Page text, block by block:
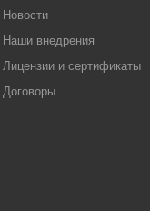
Новости
Наши внедрения
Лицензии и сертификаты
Договоры